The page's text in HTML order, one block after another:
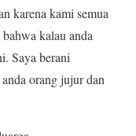
karena kami semua
kalau anda
Saya berani
orang jujur dan